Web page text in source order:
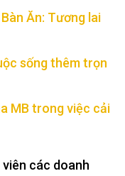
Ăn: Tương lai
sống thêm trọn
MB trong việc cải
các doanh